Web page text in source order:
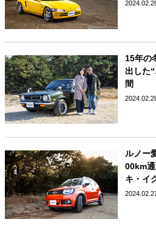
15年の
出した
間
ルノー
00km
キ・イ